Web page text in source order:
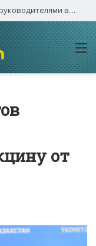
Касым-Жомарт Токаев встретился с руководителями высокотехнологичных компаний Китая
от